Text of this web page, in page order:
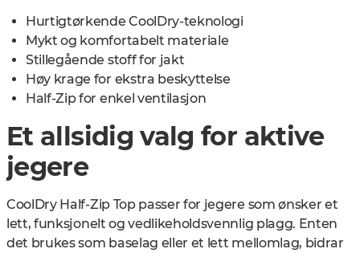
Hurtigtørkende CoolDry-teknologi
Mykt og komfortabelt materiale
Stillegående stoff for jakt
Høy krage for ekstra beskyttelse
Half-Zip for enkel ventilasjon
Et allsidig valg for aktive
jegere
CoolDry Half-Zip Top passer for jegere som ønsker et
lett, funksjonelt og vedlikeholdsvennlig plagg. Enten
det brukes som baselag eller et lett mellomlag, bidrar